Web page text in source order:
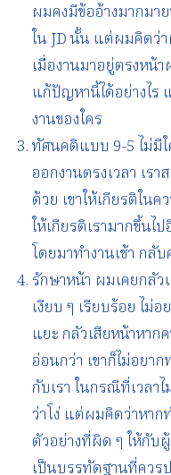
ผมคงมีข้ออ้างมากมา
ใน JD นั้น แต่ผมคิดว่
เมื่องานมาอยู่ตรงหน้
แก้ปัญหานี้ได้อย่างไร
งานของใคร
ทัศนคติแบบ 9-5 ไม่มีใ
ออกงานตรงเวลา เร
ด้วย เขาให้เกียรติในค
ให้เกียรติเรามากขึ้น
โดยมาทำงานเช้า กลั
รักษาหน้า ผมเคยกลัว
เงียบ ๆ เรียบร้อย ไม่
แยะ กลัวเสียหน้าหาก
อ่อนกว่า เขาก็ไม่อยาก
กับเรา ในกรณีที่เวลา
ว่าโง่ แต่ผมคิดว่าหาก
ตัวอย่างที่ผิด ๆ ให้กับ
เป็นบรรทัดฐานที่ควร